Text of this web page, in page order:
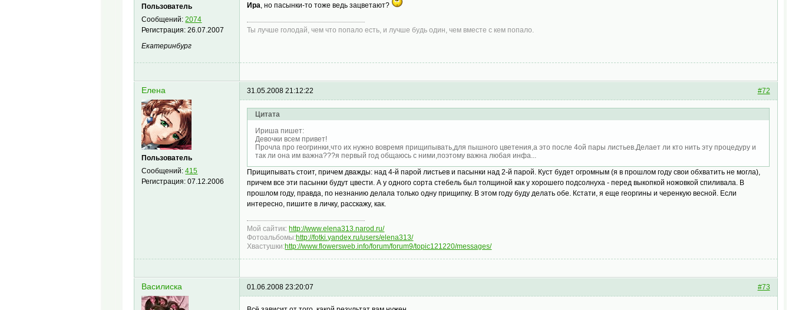
Пользователь
Сообщений:2074
Регистрация:26.07.2007
Екатеринбург
Ира, но пасынки-то тоже ведь зацветают?
Ты лучше голодай, чем что попало есть, и лучше будь один, чем вместе с кем попало.
Елена
Пользователь
Сообщений:415
Регистрация:07.12.2006
#72
31.05.2008 21:12:22
Цитата
Ириша пишет:
Девочки всем привет!
Прочла про геогринки,что их нужно вовремя прищипывать,для пышного цветения,а это после 4ой пары листьев.Делает ли кто нить эту процедуру и
так ли она им важна???я первый год общаюсь с ними,поэтому важна любая инфа...
Прищипывать стоит, причем дважды: над 4-й парой листьев и пасынки над 2-й парой. Куст будет огромным (я в прошлом году свои обхватить не могла),
причем все эти пасынки будут цвести. А у одного сорта стебель был толщиной как у хорошего подсолнуха - перед выкопкой ножовкой спиливала. В
прошлом году, правда, по незнанию делала только одну прищипку. В этом году буду делать обе. Кстати, я еще георгины и черенкую весной. Если
интересно, пишите в личку, расскажу, как.
Мой сайтик: http://www.elena313.narod.ru/
Фотоальбомы:http://fotki.yandex.ru/users/elena313/
Хвастушки:http://www.flowersweb.info/forum/forum9/topic121220/messages/
Василиска #73
01.06.2008 23:20:07